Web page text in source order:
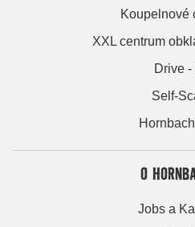
Koupelnové
XXL centrum
Drive -
Self-
O
Jobs a